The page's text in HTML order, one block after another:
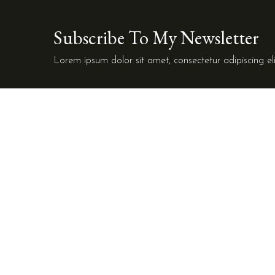
Subscribe To My Newsletter
Lorem ipsum dolor sit amet, consectetur adipiscing